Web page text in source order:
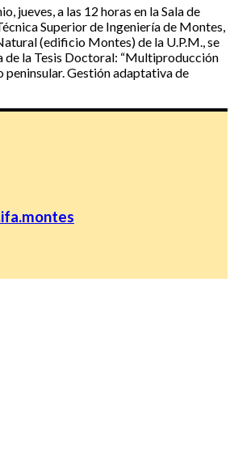
jueves, a las 12 horas en la Sala de
Superior de Ingeniería de Montes,
(edificio Montes) de la U.P.M., se
de la Tesis Doctoral: “Multiproducción
peninsular. Gestión adaptativa de